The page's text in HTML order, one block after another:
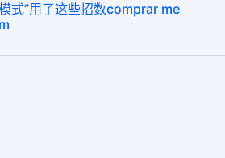
式”用了这些招数comprar me